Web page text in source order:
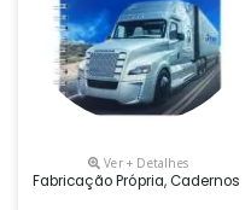
Ver + Detalhes
Fabricação Própria, Cadernos